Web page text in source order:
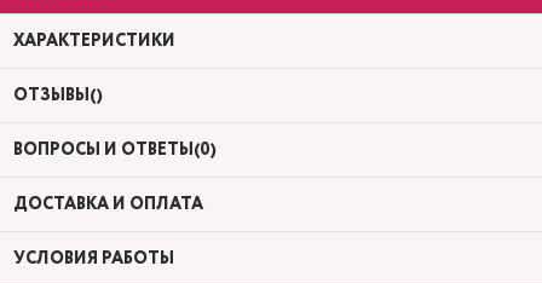
ХАРАКТЕРИСТИКИ
ОТЗЫВЫ()
ВОПРОСЫ И ОТВЕТЫ(0)
ДОСТАВКА И ОПЛАТА
УСЛОВИЯ РАБОТЫ